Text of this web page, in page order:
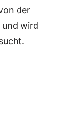
der
wird